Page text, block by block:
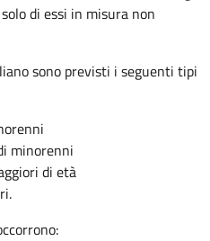
di essi in misura non
sono previsti i seguenti tipi
minorenni
di età